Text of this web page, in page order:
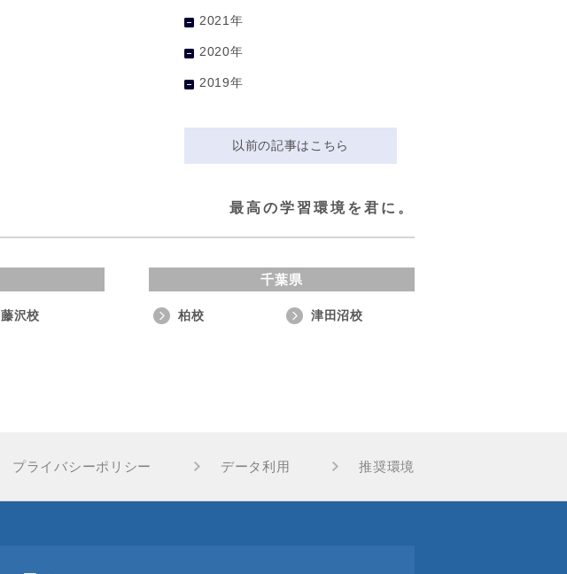
2021年
2020年
2019年
以前の記事はこちら
最高の学習環境を君に。
藤沢校
千葉県
柏校 津田沼校
プライバシーポリシー データ利用 推奨環境